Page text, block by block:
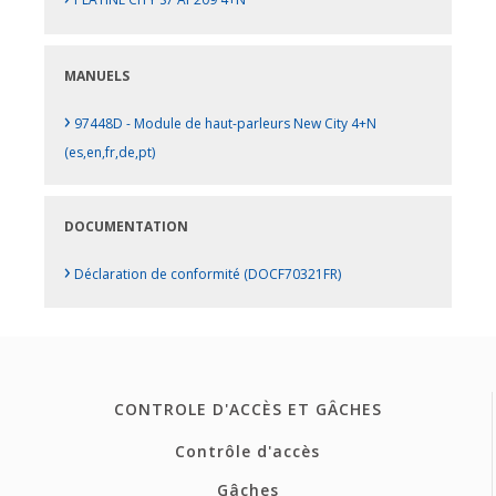
MANUELS
› 97448D - Module de haut-parleurs New City 4+N
(es,en,fr,de,pt)
DOCUMENTATION
› Déclaration de conformité (DOCF70321FR)
CONTROLE D'ACCÈS ET GÂCHES
Contrôle d'accès
Gâches